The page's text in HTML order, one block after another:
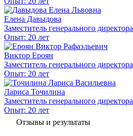
Елена Давыдова
Заместитель генерального директора
Опыт: 20 лет
Виктор Ероян
Заместитель генерального директора
Опыт: 20 лет
Лариса Точилина
Заместитель генерального директора
Опыт: 20 лет
Отзывы и результаты